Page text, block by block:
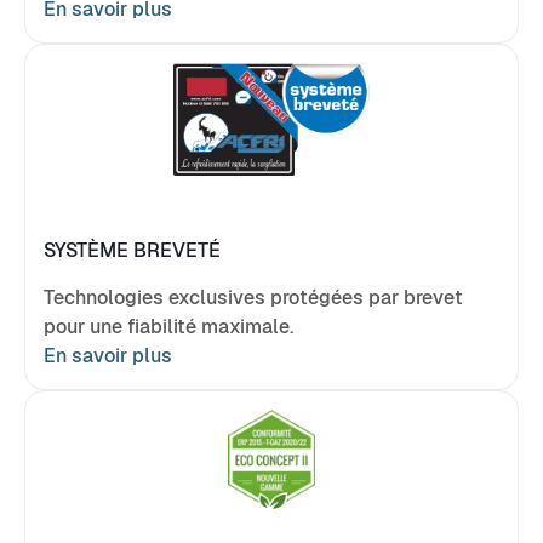
En savoir plus
SYSTÈME BREVETÉ
Technologies exclusives protégées par brevet
pour une fiabilité maximale.
En savoir plus